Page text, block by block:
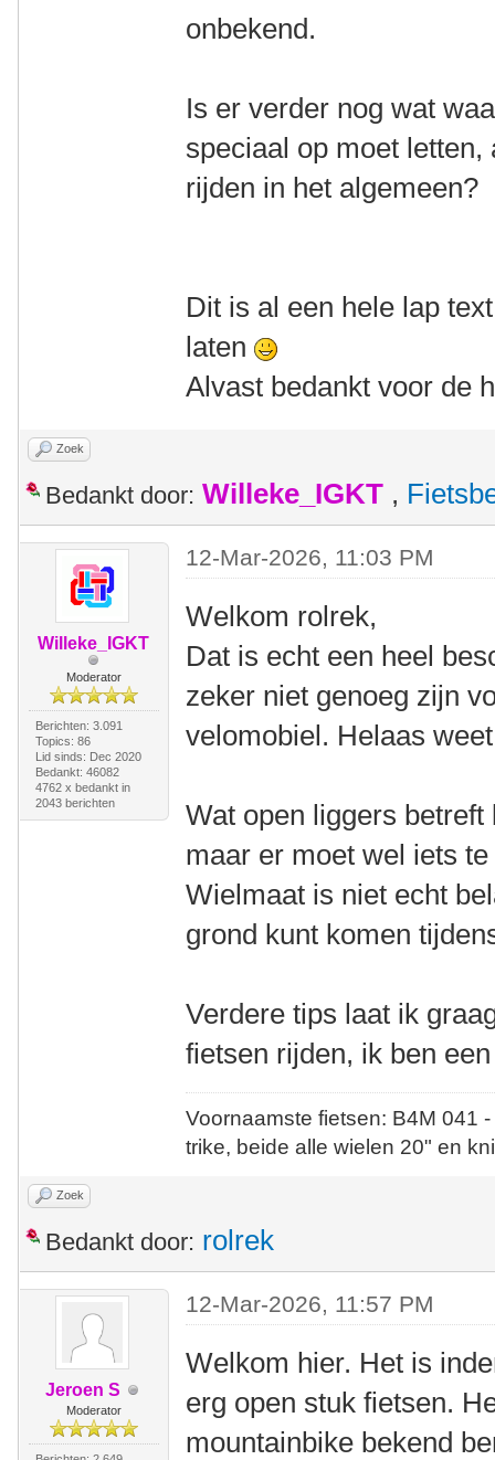
onbekend.
Is er verder nog wat
speciaal op moet
rijden in het algemeen?
Dit is al een hele lap
laten
Alvast bedankt voor de
Zoek
Bedankt door: Willeke_IGKT ,
Willeke_IGKT
Moderator
Berichten: 3.091
Topics: 86
Lid sinds: Dec 2020
Bedankt: 46082
4762 x bedankt in
2043 berichten
12-Mar-2026, 11:03 PM
Welkom rolrek,
Dat is echt een heel
zeker niet genoeg zijn
velomobiel. Helaas
Wat open liggers
maar er moet wel iets
Wielmaat is niet echt
grond kunt komen
Verdere tips laat ik
fietsen rijden, ik ben
Voornaamste fietsen: B4M
trike, beide alle wielen 20" en
Zoek
Bedankt door: rolrek
Jeroen S
Moderator
12-Mar-2026, 11:57 PM
Welkom hier. Het is
erg open stuk fietsen.
mountainbike bekend